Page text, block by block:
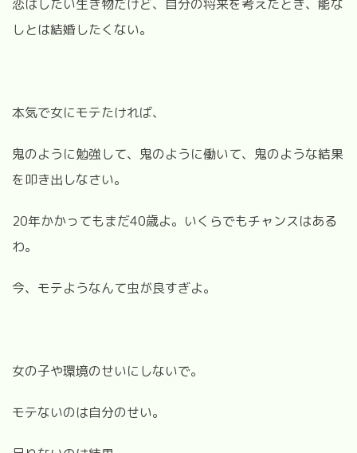
恋はしたい生き物だけど、自分の将来を考えたとき、能な
しとは結婚したくない。
本気で女にモテたければ、
鬼のように勉強して、鬼のように働いて、鬼のような結果
を叩き出しなさい。
20年かかってもまだ40歳よ。いくらでもチャンスはある
わ。
今、モテようなんて虫が良すぎよ。
女の子や環境のせいにしないで。
モテないのは自分のせい。